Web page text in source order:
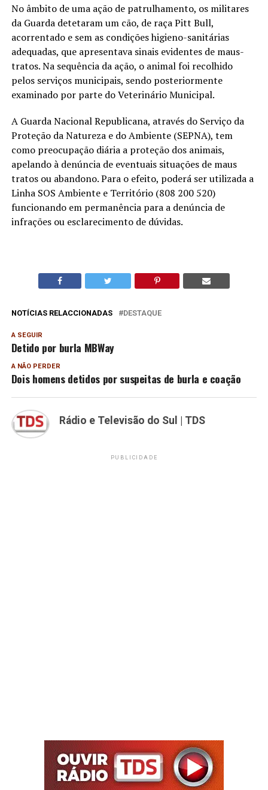
No âmbito de uma ação de patrulhamento, os militares
da Guarda detetaram um cão, de raça Pitt Bull,
acorrentado e sem as condições higieno-sanitárias
adequadas, que apresentava sinais evidentes de maus-
tratos. Na sequência da ação, o animal foi recolhido
pelos serviços municipais, sendo posteriormente
examinado por parte do Veterinário Municipal.
A Guarda Nacional Republicana, através do Serviço da
Proteção da Natureza e do Ambiente (SEPNA), tem
como preocupação diária a proteção dos animais,
apelando à denúncia de eventuais situações de maus
tratos ou abandono. Para o efeito, poderá ser utilizada a
Linha SOS Ambiente e Território (808 200 520)
funcionando em permanência para a denúncia de
infrações ou esclarecimento de dúvidas.
NOTÍCIAS RELACCIONADAS DESTAQUE
A SEGUIR
Detido por burla MBWay
A NÃO PERDER
Dois homens detidos por suspeitas de burla e coação
Rádio e Televisão do Sul | TDS
PUBLICIDADE